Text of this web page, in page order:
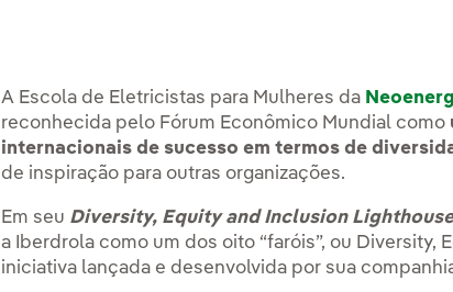
A Escola de Eletricistas para Mulheres da
reconhecida pelo Fórum Econômico Mundial como
internacionais de sucesso em termos de
de inspiração para outras organizações.
Em seu Diversity, Equity and Inclusion
a Iberdrola como um dos oito “faróis”, ou Diversity,
iniciativa lançada e desenvolvida por sua